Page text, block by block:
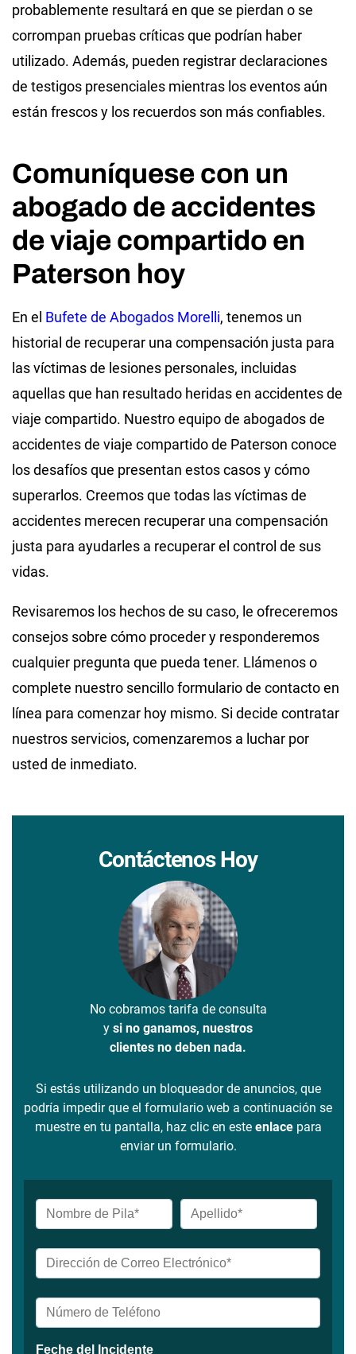
probablemente resultará en que se pierdan o se
corrompan pruebas críticas que podrían haber
utilizado. Además, pueden registrar declaraciones
de testigos presenciales mientras los eventos aún
están frescos y los recuerdos son más confiables.
Comuníquese con un
abogado de accidentes
de viaje compartido en
Paterson hoy
En el Bufete de Abogados Morelli, tenemos un
historial de recuperar una compensación justa para
las víctimas de lesiones personales, incluidas
aquellas que han resultado heridas en accidentes de
viaje compartido. Nuestro equipo de abogados de
accidentes de viaje compartido de Paterson conoce
los desafíos que presentan estos casos y cómo
superarlos. Creemos que todas las víctimas de
accidentes merecen recuperar una compensación
justa para ayudarles a recuperar el control de sus
vidas.
Revisaremos los hechos de su caso, le ofreceremos
consejos sobre cómo proceder y responderemos
cualquier pregunta que pueda tener. Llámenos o
complete nuestro sencillo formulario de contacto en
línea para comenzar hoy mismo. Si decide contratar
nuestros servicios, comenzaremos a luchar por
usted de inmediato.
Contáctenos Hoy
No cobramos tarifa de consulta
y si no ganamos, nuestros
clientes no deben nada.
Si estás utilizando un bloqueador de anuncios, que
podría impedir que el formulario web a continuación se
muestre en tu pantalla, haz clic en este enlacepara
enviar un formulario.